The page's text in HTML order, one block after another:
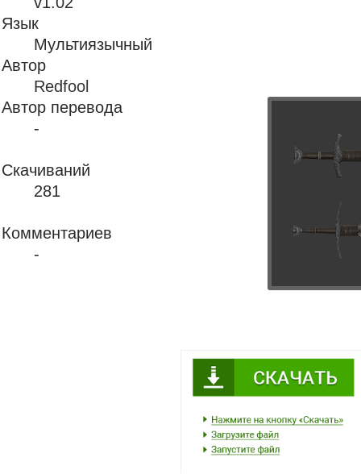
Язык
Мультиязычный
Автор
Redfool
Автор перевода
-
Скачиваний
281
Комментариев
-